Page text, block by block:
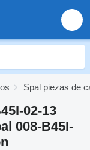
Spal piezas de
02-13
008-B45I-